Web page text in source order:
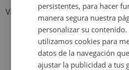
Vaya, parece que el inmueble que
disponible, pero tenemos
Volver a buscar
persistentes, para hacer
manera segura nuestra
personalizar su
utilizamos cookies para
datos de la navegación
ajustar la publicidad a tus